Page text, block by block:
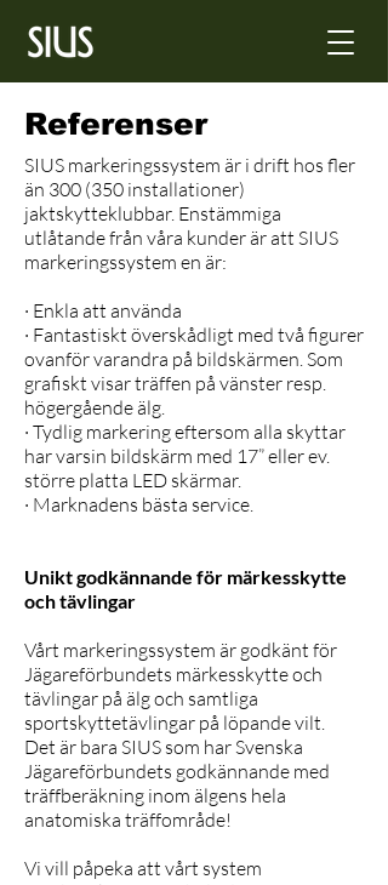
Referenser
SIUS markeringssystem är i drift hos fler
än 300 (350 installationer)
jaktskytteklubbar. Enstämmiga
utlåtande från våra kunder är att SIUS
markeringssystem en är:
· Enkla att använda
· Fantastiskt överskådligt med två figurer
ovanför varandra på bildskärmen. Som
grafiskt visar träffen på vänster resp.
högergående älg.
· Tydlig markering eftersom alla skyttar
har varsin bildskärm med 17” eller ev.
större platta LED skärmar.
· Marknadens bästa service.
Unikt godkännande för märkesskytte
och tävlingar
Vårt markeringssystem är godkänt för
Jägareförbundets märkesskytte och
tävlingar på älg och samtliga
sportskyttetävlingar på löpande vilt.
Det är bara SIUS som har Svenska
Jägareförbundets godkännande med
träffberäkning inom älgens hela
anatomiska träffområde!
Vi vill påpeka att vårt system